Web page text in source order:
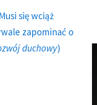
się wciąż
zapominać o
duchowy)